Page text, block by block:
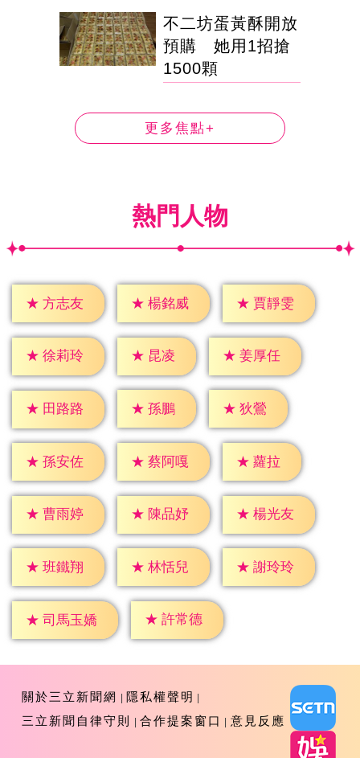
不二坊蛋黃酥開放
預購 她用1招搶
1500顆
更多焦點+
熱門人物
★ 方志友 ★ 楊銘威 ★ 賈靜雯
★ 徐莉玲 ★ 昆凌 ★ 姜厚任
★ 田路路 ★ 孫鵬 ★ 狄鶯
★ 孫安佐 ★ 蔡阿嘎 ★ 蘿拉
★ 曹雨婷 ★ 陳品妤 ★ 楊光友
★ 班鐵翔 ★ 林恬兒 ★ 謝玲玲
★ 司馬玉嬌 ★ 許常德
關於三立新聞網
隱私權聲明
三立新聞自律守則
合作提案窗口 意見反應